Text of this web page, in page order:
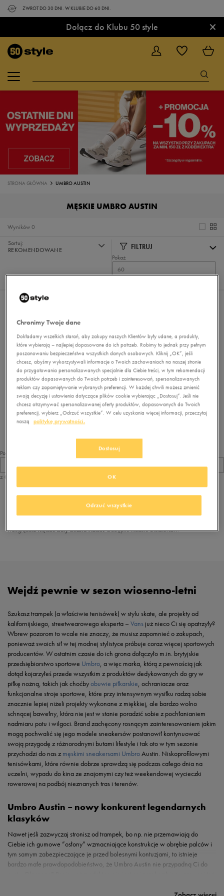
ZWROT DO 30 DNI. W KLUBIE DO 60 DNI.
Dołącz do Klubu 50 style ×
STRONA GŁÓWNA UMBRO AUSTIN
MĘSKIE UMBRO AUSTIN
0
Wyników
Sortuj:
REKOMENDOWANE
FILTRUJ
Pokaż
60
Nie wybrano filtrów
Brak produktów do wyświetlenia
Zmień kryteria wyszukiwania lub
usuń wybrane filtry
Pokaż
z 0
z1
Przeglądaszmęskie buty Umbro Austin. Dostępne modele sneakersów:
Wejdź pewnie w sezon wiosenno-letni
Szukasz trampek (a właściwie tenisówek) w stylu skate, ale projekty od
kalifornijskiego, streetwearowego eksperta – Vans już nieco Ci się opatrzyły?
Wbrew pozorom to wcale nie znaczy, że musisz zapomnieć o zakupach,
ponieważ swoich sił w tej modnej stylistyce próbuje coraz więcej sportowych
producentów. W ostatnim czasie do ich grona dołączyło m.in. brytyjskie
przedsiębiorstwo sportowe Umbro, a więc marka, którą z pewnością jak
dotąd kojarzyłeś przede wszystkim z produktów dedykowanych do gry w
piłkę nożną, takich jak choćbyobuwie piłkarskie, ochraniacze oraz
funkcjonalne stroje sportowe, które przy intensywnym wysiłku radzą sobie
znacznie lepiej niżeli projekty wykonane z miękkiej, ale bardzo wolno
schnącej bawełny, która nie jest w stanie poradzić sobie z pochłanianiem
nadmiaru potu i wilgoci. Brand zachęcony rosnącym zainteresowaniem jakim
mogą pochwalić się jego modele sneakersów postanowił kontynuować
swoją przygodę z różnorodnymi butami lifestyle i tak oto w tym sezonie
przychodzi do nas z męskimi sneakersami UmbroAustin. Niskoprofilowymi
tenisówkami, które równie dobrze sprawdzą się podczas całego dnia na
uczelni, wypadu do kina ze znajomymi czy też weekendowej wycieczki
rowerowej na podbój nieznanych tras i terenów.
Umbro Austin – nowy konkurent legendarnych
klasyków
Nawet jeśli zazwyczaj stronisz od trampek, bo np. nie przemawiają do
Ciebie ich gumowe ”osłony” wzmacniające konstrukcje w obrębie palców i
tym samym zabezpieczające je przed bolesnymi kontuzjami, to istnieje
bardzo małe prawdopodobieństwo, że Umbro Austin nie przypadną Ci do
obowiązujące trendy, ale jednocześnie nie odwracają uwagi od całej
Chronimy Twoje dane
Dokładamy wszelkich starań, aby zakupy naszych Klientów były udane, a produkty,
które wybierają – najlepiej dopasowane do ich potrzeb. Robimy to jednak przy pełnym
poszanowaniu bezpieczeństwa wszystkich danych osobowych. Kliknij „OK”, jeśli
chcesz, abyśmy wykorzystywali informacje o Twoich zachowaniach na naszej stronie
do przygotowania personalizowanych specjalnie dla Ciebie treści, w tym rekomendacji
produktów dopasowanych do Twoich potrzeb i zainteresowań, spersonalizowanych
reklam czy zapamiętywanie wybranych preferencji. W każdej chwili możesz zmienić
swoją decyzję i ustawienia dotyczące plików cookie wybierając „Dostosuj”. Jeśli nie
chcesz otrzymywać spersonalizowanej oferty produktów, dopasowanych do Twoich
preferencji, wybierz „Odrzuć wszystkie”. W celu uzyskania więcej informacji, przeczytaj
naszą
politykę prywatności.
Dostosuj
Odrzuć wszystkie
OK